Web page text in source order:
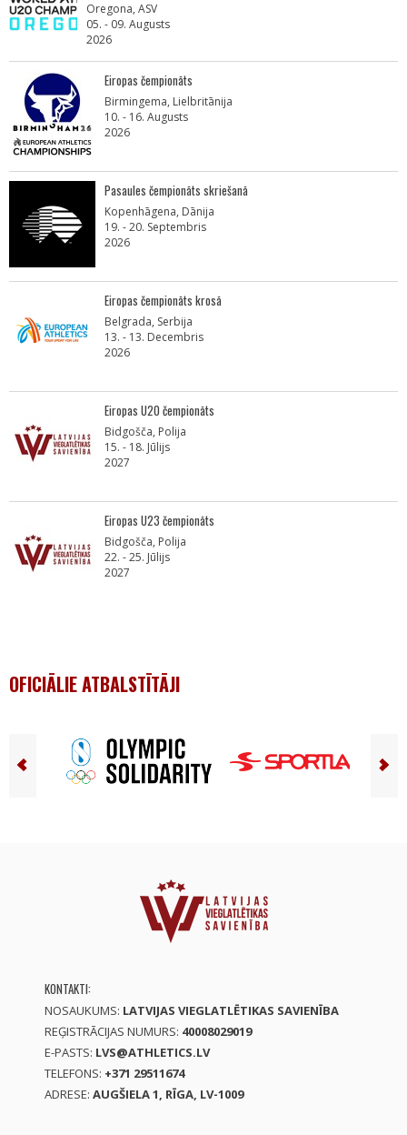
Oregona, ASV
05. - 09. Augusts
2026
Eiropas čempionāts
Birmingema, Lielbritānija
10. - 16. Augusts
2026
Pasaules čempionāts skriešanā
Kopenhāgena, Dānija
19. - 20. Septembris
2026
Eiropas čempionāts krosā
Belgrada, Serbija
13. - 13. Decembris
2026
Eiropas U20 čempionāts
Bidgošča, Polija
15. - 18. Jūlijs
2027
Eiropas U23 čempionāts
Bidgošča, Polija
22. - 25. Jūlijs
2027
OFICIĀLIE ATBALSTĪTĀJI
KONTAKTI:
NOSAUKUMS: LATVIJAS VIEGLATLĒTIKAS SAVIENĪBA
REĢISTRĀCIJAS NUMURS: 40008029019
E-PASTS: LVS@ATHLETICS.LV
TELEFONS: +371 29511674
ADRESE: AUGŠIELA 1, RĪGA, LV-1009